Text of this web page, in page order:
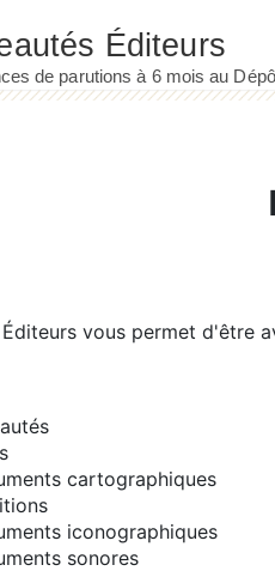
vous permet d'être
cartographiques
iconographiques
sonores